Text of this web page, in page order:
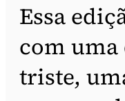
Essa
com uma
triste,